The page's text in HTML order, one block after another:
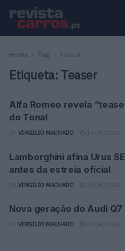
Home Tag Teaser
Etiqueta: Teaser
Alfa Romeo revela
do Tonal
VIRGILIO MACHADO
Lamborghini afina Urus
antes da estreia oficial
VIRGILIO MACHADO
Nova geração do Audi
VIRGILIO MACHADO